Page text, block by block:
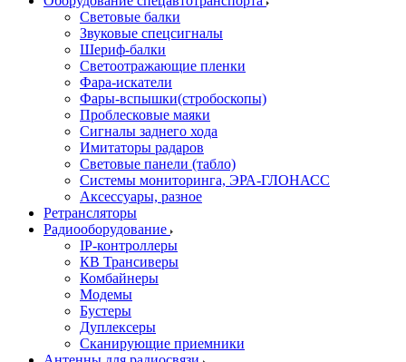
Световые балки
Звуковые спецсигналы
Шериф-балки
Светоотражающие пленки
Фара-искатели
Фары-вспышки(стробоскопы)
Проблесковые маяки
Сигналы заднего хода
Имитаторы радаров
Световые панели (табло)
Системы мониторинга, ЭРА-ГЛОНАСС
Аксессуары, разное
Ретрансляторы
Радиооборудование
IP-контроллеры
КВ Трансиверы
Комбайнеры
Модемы
Бустеры
Дуплексеры
Сканирующие приемники